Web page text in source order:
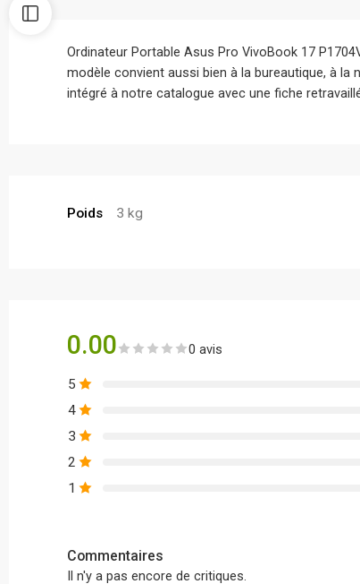
Ordinateur Portable Asus Pro VivoBook 17
modèle convient aussi bien à la bureautique, à
intégré à notre catalogue avec une fiche
Poids 3 kg
0.00 0 avis
5
4
3
2
1
Commentaires
Il n'y a pas encore de critiques.